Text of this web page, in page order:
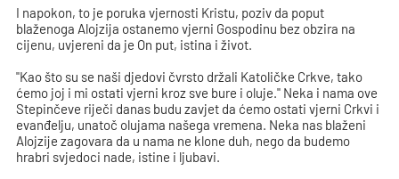
I napokon, to je poruka vjernosti Kristu, poziv da poput
blaženoga Alojzija ostanemo vjerni Gospodinu bez obzira na
cijenu, uvjereni da je On put, istina i život.
"Kao što su se naši djedovi čvrsto držali Katoličke Crkve, tako
ćemo joj i mi ostati vjerni kroz sve bure i oluje." Neka i nama ove
Stepinčeve riječi danas budu zavjet da ćemo ostati vjerni Crkvi i
evanđelju, unatoč olujama našega vremena. Neka nas blaženi
Alojzije zagovara da u nama ne klone duh, nego da budemo
hrabri svjedoci nade, istine i ljubavi.